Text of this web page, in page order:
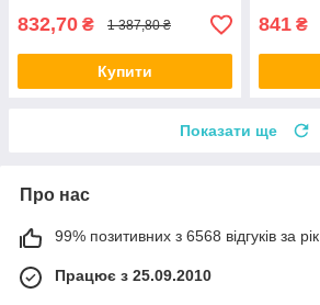
832,70 ₴ 1 387,80 ₴
Купити
841 ₴
Показати ще
Про нас
99% позитивних з 6568 відгуків за рік
Працює з 25.09.2010